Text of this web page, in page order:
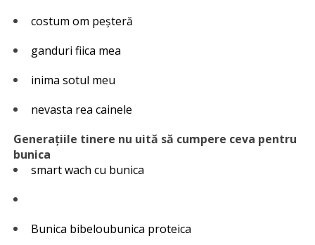
costum om peșteră
ganduri fiica mea
inima sotul meu
nevasta rea cainele
Generațiile tinere nu uită să cumpere ceva pentru
bunica
smart wach cu bunica
Bunica bibeloubunica proteica